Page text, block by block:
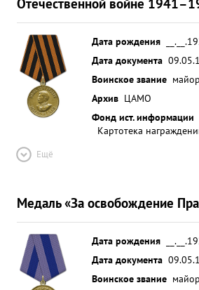
Захаров разбил одну
Дата рождения
Дата документа
Воинское звание майор
Архив ЦАМО
Фонд ист. информации
Картотека
Ещё
Медаль «За освобождение
Дата рождения
Дата документа
Воинское звание майор